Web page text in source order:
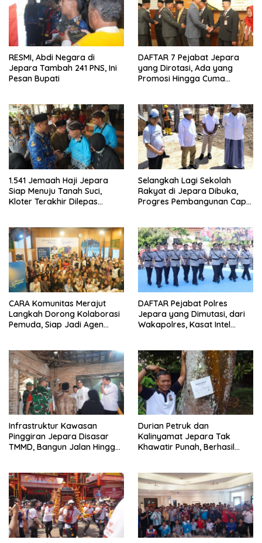
RESMI, Abdi Negara di
Jepara Tambah 241 PNS, Ini
Pesan Bupati
DAFTAR 7 Pejabat Jepara
yang Dirotasi, Ada yang
Promosi Hingga Cuma
1.541 Jemaah Haji Jepara
Siap Menuju Tanah Suci,
Kloter Terakhir Dilepas
Selangkah Lagi Sekolah
Rakyat di Jepara Dibuka,
Progres Pembangunan Capai
CARA Komunitas Merajut
Langkah Dorong Kolaborasi
Pemuda, Siap Jadi Agen
DAFTAR Pejabat Polres
Jepara yang Dimutasi, dari
Wakapolres, Kasat Intel
Infrastruktur Kawasan
Pinggiran Jepara Disasar
TMMD, Bangun Jalan Hingga
Durian Petruk dan
Kalinyamat Jepara Tak
Khawatir Punah, Berhasil